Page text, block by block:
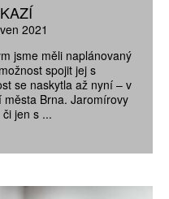
2021
jsme měli naplánovaný
spojit jej s
se naskytla až nyní – v
Brna. Jaromírovy
jen s ...